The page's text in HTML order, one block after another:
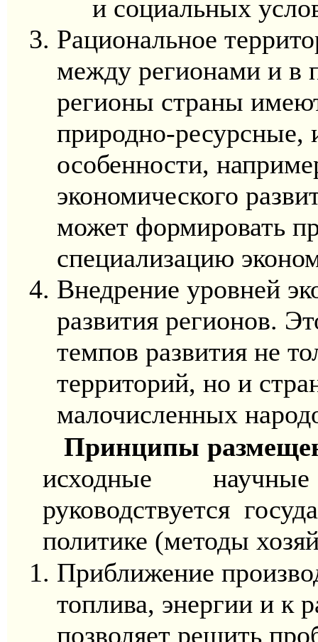
и социальных
Рациональное
между регионами и в
регионы страны
природно-ресурсные,
особенности,
экономического
может формировать
специализацию
Внедрение уровней
развития регионов.
темпов развития не
территорий, но и
малочисленных
Принципы
исходные
руководствуется
политике (методы
Приближение
топлива, энергии и к
позволяет решить